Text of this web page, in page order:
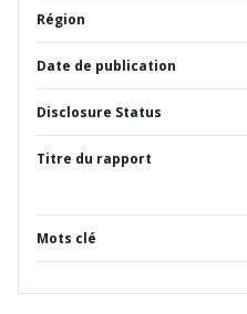
Région
Date de publication
Disclosure Status
Titre du rapport
Mots clé